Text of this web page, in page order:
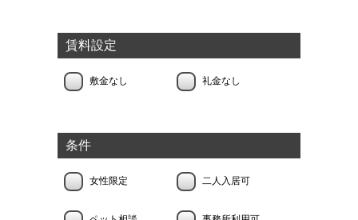
賃料設定
敷金なし 礼金なし
条件
女性限定 二人入居可